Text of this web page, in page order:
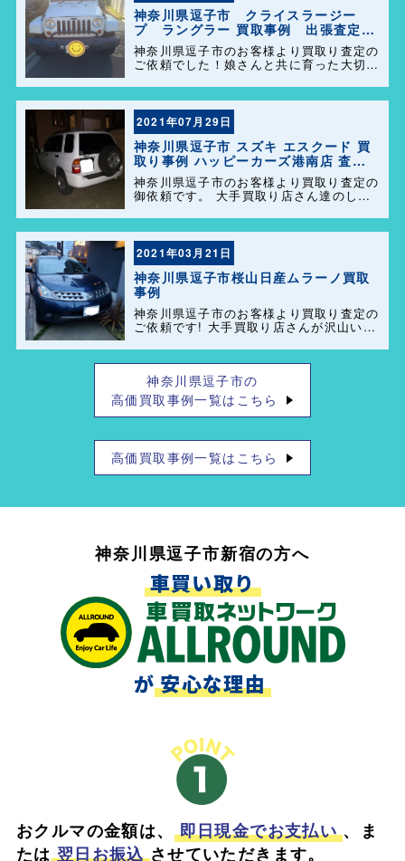
神奈川県逗子市 クライスラージー
プ ラングラー 買取事例 出張査定
ハッピーカーズ港南店
神奈川県逗子市のお客様より買取り査定の
ご依頼でした！娘さんと共に育った大切な
ます。素敵なオーナー様に巡り合いますよ
うに！
2021年07月29日
神奈川県逗子市 スズキ エスクード 買
取り事例 ハッピーカーズ港南店 査定
士 日本自動車査定協会加盟店
神奈川県逗子市のお客様より買取り査定の
御依頼です。 大手買取り店さん達のしつ
立しました。 有難うございました! (^.^)
2021年03月21日
神奈川県逗子市桜山日産ムラーノ買取
事例
神奈川県逗子市のお客様より買取り査定の
ご依頼です! 大手買取り店さんが沢山いる
ち良かったです。 本当に有難うございま
した! また何かございましたらいつでも
ご連絡くださいませ。
神奈川県逗子市の
高価買取事例一覧はこちら
高価買取事例一覧はこちら
神奈川県逗子市新宿の方へ
車買い取り
が安心な理由
おクルマの金額は、 即日現金でお支払い 、ま
たは 翌日お振込 させていただきます。